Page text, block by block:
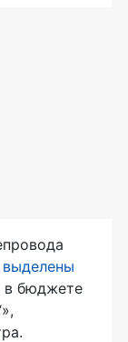
выделены
в бюджете